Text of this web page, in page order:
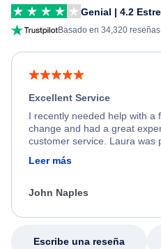
Genial | 4.2
Basado en 34,320 reseñas
Excellent Service
I recently needed help with a
change and had a great
customer service. Laura was
friendly, and very helpful
process. She quickly found a
appreciate her excellent
Leer más
John Naples
Escribe una reseña